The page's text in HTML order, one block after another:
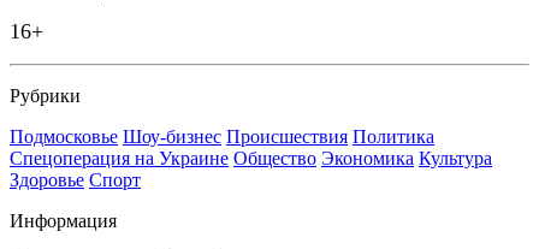
16+
Рубрики
Подмосковье Шоу-бизнес Происшествия Политика
Спецоперация на Украине Общество Экономика Культура
Здоровье Спорт
Информация